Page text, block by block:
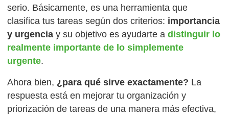
serio. Básicamente, es una herramienta que
clasifica tus tareas según dos criterios: importancia
y urgencia y su objetivo es ayudarte a distinguir lo
realmente importante de lo simplemente
urgente.
Ahora bien, ¿para qué sirve exactamente? La
respuesta está en mejorar tu organización y
priorización de tareas de una manera más efectiva,